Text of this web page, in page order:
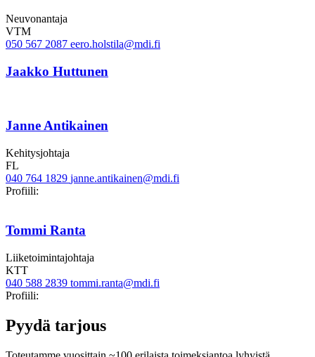
Neuvonantaja
VTM
050 567 2087 eero.holstila@mdi.fi
Jaakko Huttunen
Janne Antikainen
Kehitysjohtaja
FL
040 764 1829 janne.antikainen@mdi.fi
Profiili:
Tommi Ranta
Liiketoimintajohtaja
KTT
040 588 2839 tommi.ranta@mdi.fi
Profiili:
Pyydä tarjous